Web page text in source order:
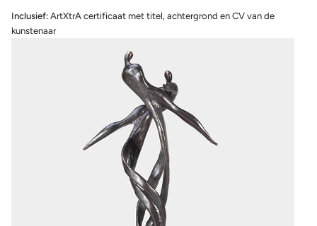
Inclusief: ArtXtrA certificaat met titel, achtergrond en CV van de
kunstenaar